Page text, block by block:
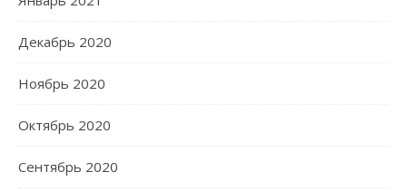
Декабрь 2020
Ноябрь 2020
Октябрь 2020
Сентябрь 2020